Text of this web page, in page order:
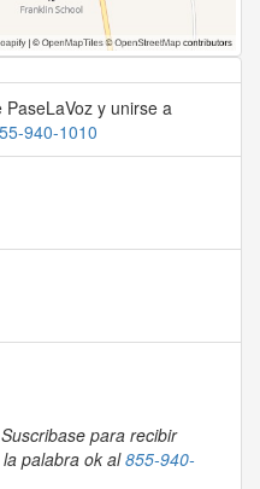
y unirse a
940-1010
para recibir
palabra ok al855-940-